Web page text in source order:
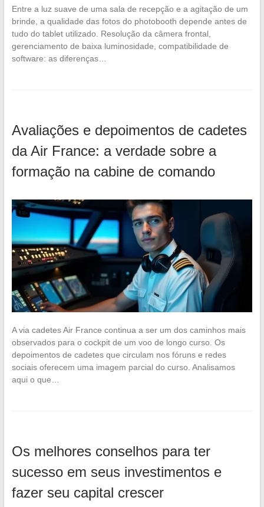
Entre a luz suave de uma sala de recepção e a agitação de um
brinde, a qualidade das fotos do photobooth depende antes de
tudo do tablet utilizado. Resolução da câmera frontal,
gerenciamento de baixa luminosidade, compatibilidade de
software: as diferenças…
Avaliações e depoimentos de cadetes
da Air France: a verdade sobre a
formação na cabine de comando
A via cadetes Air France continua a ser um dos caminhos mais
observados para o cockpit de um voo de longo curso. Os
depoimentos de cadetes que circulam nos fóruns e redes
sociais oferecem uma imagem parcial do curso. Analisamos
aqui o que…
Os melhores conselhos para ter
sucesso em seus investimentos e
fazer seu capital crescer